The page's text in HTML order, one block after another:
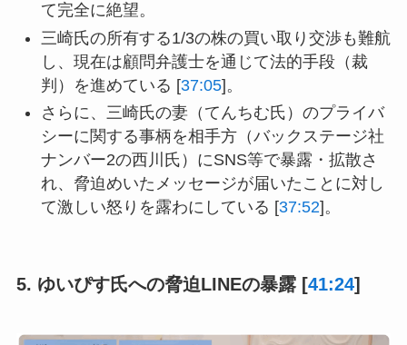
て完全に絶望。
三崎氏の所有する1/3の株の買い取り交渉も難航
し、現在は顧問弁護士を通じて法的手段（裁
判）を進めている [37:05]。
さらに、三崎氏の妻（てんちむ氏）のプライバ
シーに関する事柄を相手方（バックステージ社
ナンバー2の西川氏）にSNS等で暴露・拡散さ
れ、脅迫めいたメッセージが届いたことに対し
て激しい怒りを露わにしている [37:52]。
5. ゆいぴす氏への脅迫LINEの暴露 [41:24]